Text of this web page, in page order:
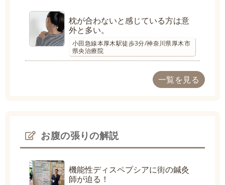
枕が合わないと感じている方は意
外と多い。
小田急線本厚木駅徒歩3分/神奈川県厚木市
県央治療院
一覧を見る
お腹の張りの解説
機能性ディスペプシアに街の鍼灸
師が迫る！